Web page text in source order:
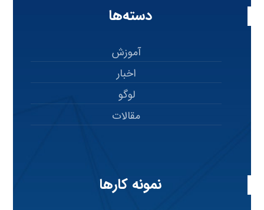
دسته‌ها
آموزش
اخبار
لوگو
مقالات
نمونه کارها